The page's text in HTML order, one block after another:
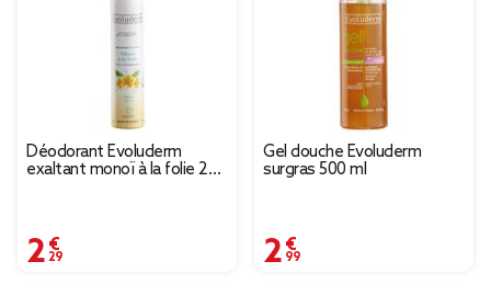
Déodorant Evoluderm
exaltant monoï à la folie 200
2,29 €
Gel douche Evoluderm
surgras 500 ml
2,99 €